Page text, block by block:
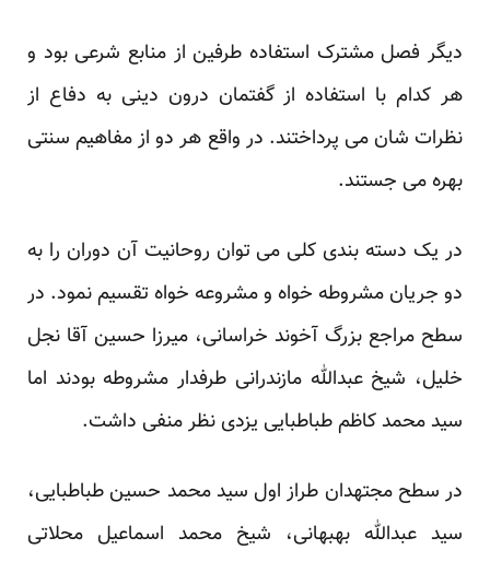
دیگر فصل مشترک استفاده طرفین از منابع شرعی بود و
هر کدام با استفاده از گفتمان درون دینی به دفاع از
نظرات شان می پرداختند. در واقع هر دو از مفاهیم سنتی
بهره می جستند.
در یک دسته بندی کلی می توان روحانیت آن دوران را به
دو جریان مشروطه خواه و مشروعه خواه تقسیم نمود. در
سطح مراجع بزرگ آخوند خراسانی، میرزا حسین آقا نجل
خلیل، شیخ عبدالله مازندرانی طرفدار مشروطه بودند اما
سید محمد کاظم طباطبایی یزدی نظر منفی داشت.
در سطح مجتهدان طراز اول سید محمد حسین طباطبایی،
سید عبدالله بهبهانی، شیخ محمد اسماعیل محلاتی